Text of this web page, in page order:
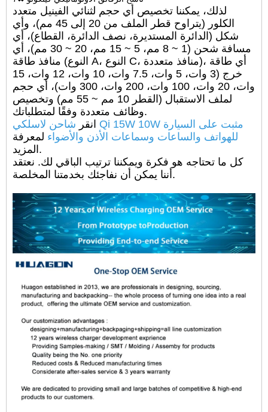
لذلك، يمكننا تخصيص أي حجم لثنائي الفينيل متعدد
الكلور (يتراوح قطر الملف من 20 إلى 45 مم)، وأي
شكل (الدائرة المستديرة، نصف الدائرة، القطاع)، أي
مسافة شحن (1 ~ 8 مم، 5 ~ 15 مم، 20 ~ 30 مم)، أي
منافذ طاقة (النوع A، النوع C، منافذ متعددة)، أي طاقة
خرج (3 وات، 5 وات، 7.5 وات، 10 وات، 12 وات، 15
وات، 20 وات، 100 وات، 200 وات، 300 وات)، أي حجم
لملف الاستقبال (القطر 10 مم ~ 55 مم) وتخصيص
وظائف متعددة وفقًا لمتطلباتك.
انقر شاحن لاسلكي Qi 15W 10W مثبت على السيارة
للهواتف والساعات وسماعات الأذن والأضواء لمعرفة
المزيد.
كل ما تحتاجه هو فكرة ويمكننا ترتيب الباقي لك. نعتقد
أننا يمكن أن نفاجئك بخدمتنا المخلصة.